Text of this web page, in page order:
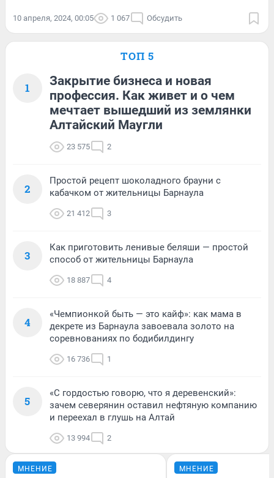
10 апреля, 2024, 00:05 1 067 Обсудить
ТОП 5
1
Закрытие бизнеса и новая
профессия. Как живет и о чем
мечтает вышедший из землянки
Алтайский Маугли
23 575 2
2
Простой рецепт шоколадного брауни с
кабачком от жительницы Барнаула
21 412 3
3
Как приготовить ленивые беляши — простой
способ от жительницы Барнаула
18 887 4
4
«Чемпионкой быть — это кайф»: как мама в
декрете из Барнаула завоевала золото на
соревнованиях по бодибилдингу
16 736 1
5
«С гордостью говорю, что я деревенский»:
зачем северянин оставил нефтяную компанию
и переехал в глушь на Алтай
13 994 2
МНЕНИЕ МНЕНИЕ